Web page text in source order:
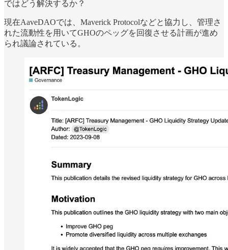
ではどう解決するか？
現在AaveDAOでは、Maverick Protocolなどと協力し、管理さ
れた流動性を用いてGHOのペッグを回復させる計画が進め
られ議論されている。